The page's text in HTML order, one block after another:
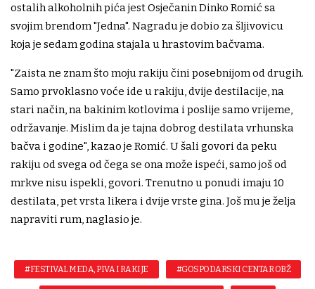
ostalih alkoholnih pića jest Osječanin Dinko Romić sa
svojim brendom "Jedna". Nagradu je dobio za šljivovicu
koja je sedam godina stajala u hrastovim bačvama.
"Zaista ne znam što moju rakiju čini posebnijom od drugih.
Samo prvoklasno voće ide u rakiju, dvije destilacije, na
stari način, na bakinim kotlovima i poslije samo vrijeme,
održavanje. Mislim da je tajna dobrog destilata vrhunska
bačva i godine", kazao je Romić. U šali govori da peku
rakiju od svega od čega se ona može ispeći, samo još od
mrkve nisu ispekli, govori. Trenutno u ponudi imaju 10
destilata, pet vrsta likera i dvije vrste gina. Još mu je želja
napraviti rum, naglasio je.
#FESTIVAL MEDA, PIVA I RAKIJE #GOSPODARSKI CENTAR OBŽ